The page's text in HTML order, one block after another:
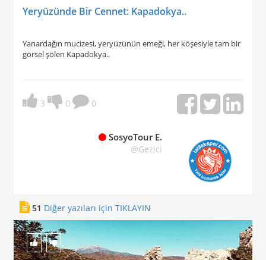
Yeryüzünde Bir Cennet: Kapadokya..
Yanardağın mucizesi, yeryüzünün emeği, her köşesiyle tam bir
görsel şölen Kapadokya..
3 0 0
SosyoTour E.
@Gezici
51 Diğer yazıları için TIKLAYIN